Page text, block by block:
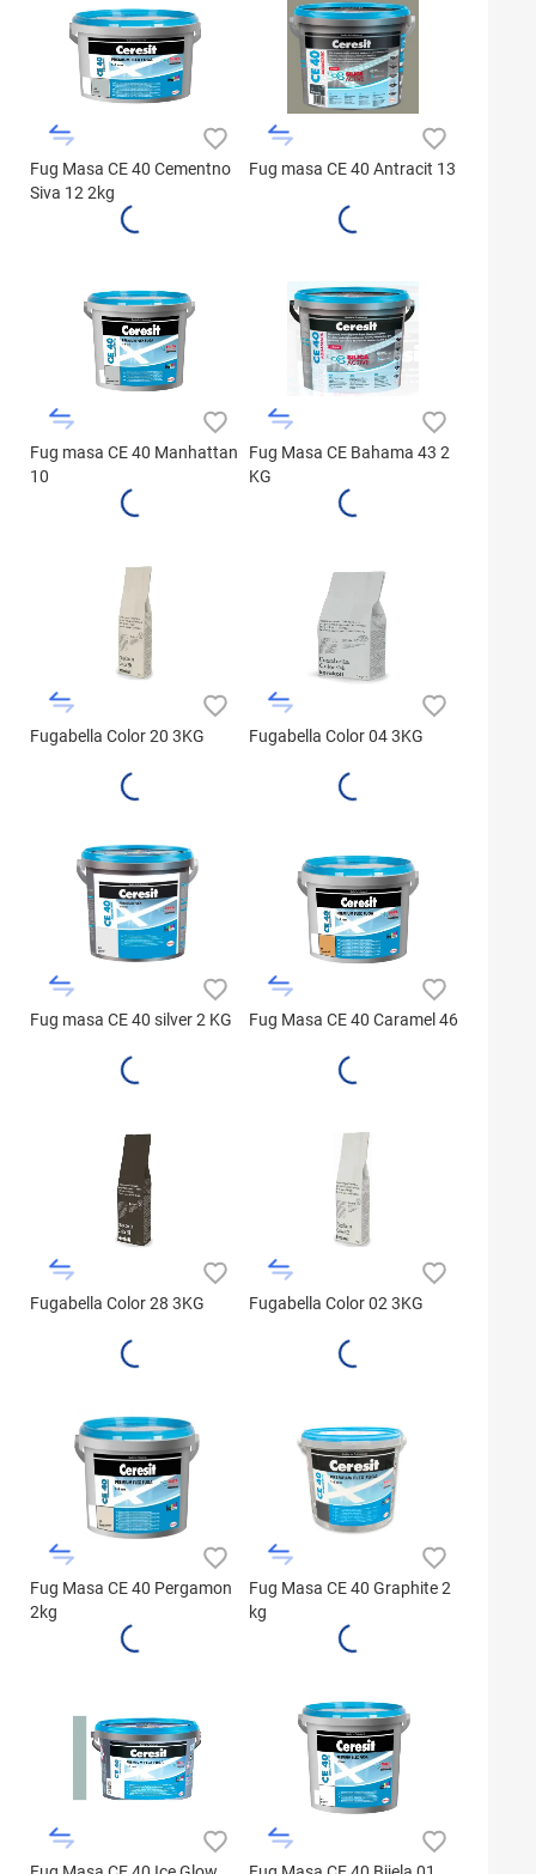
Fug Masa CE 40 Cementno
Siva 12 2kg
Fug masa CE 40 Antracit 13
Fug masa CE 40 Manhattan
10
Fug Masa CE Bahama 43 2
KG
Fugabella Color 20 3KG Fugabella Color 04 3KG
Fug masa CE 40 silver 2 KG Fug Masa CE 40 Caramel 46
Fugabella Color 28 3KG Fugabella Color 02 3KG
Fug Masa CE 40 Pergamon
2kg
Fug Masa CE 40 Graphite 2
kg